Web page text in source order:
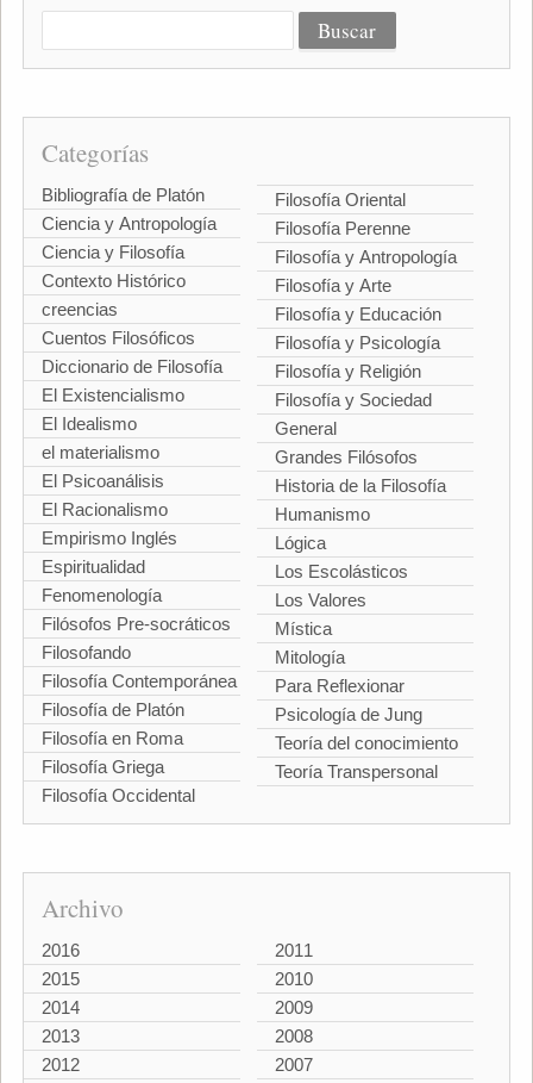
Categorías
Bibliografía de Platón
Ciencia y Antropología
Ciencia y Filosofía
Contexto Histórico
creencias
Cuentos Filosóficos
Diccionario de Filosofía
El Existencialismo
El Idealismo
el materialismo
El Psicoanálisis
El Racionalismo
Empirismo Inglés
Espiritualidad
Fenomenología
Filósofos Pre-socráticos
Filosofando
Filosofía Contemporánea
Filosofía de Platón
Filosofía en Roma
Filosofía Griega
Filosofía Occidental
Filosofía Oriental
Filosofía Perenne
Filosofía y Antropología
Filosofía y Arte
Filosofía y Educación
Filosofía y Psicología
Filosofía y Religión
Filosofía y Sociedad
General
Grandes Filósofos
Historia de la Filosofía
Humanismo
Lógica
Los Escolásticos
Los Valores
Mística
Mitología
Para Reflexionar
Psicología de Jung
Teoría del conocimiento
Teoría Transpersonal
Archivo
2016
2015
2014
2013
2012
2011
2010
2009
2008
2007